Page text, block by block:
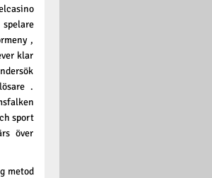
,
klar
.
sport
över
metod